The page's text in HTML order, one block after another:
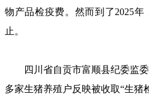
物产品检疫费。然而到了2025
止。
四川省自贡市富顺县纪委监委
多家生猪养殖户反映被收取“生猪